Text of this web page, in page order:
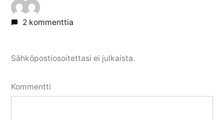
2 kommenttia
Sähköpostiosoitettasi ei julkaista.
Kommentti